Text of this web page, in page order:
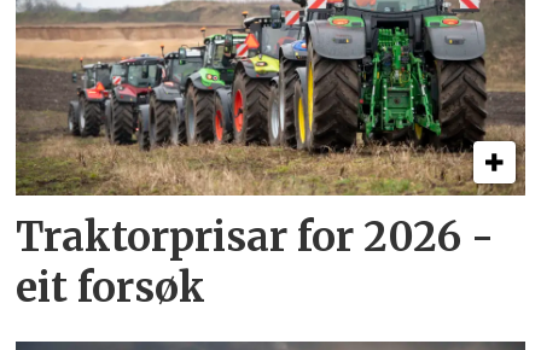
Traktorprisar for 2026 -
eit forsøk